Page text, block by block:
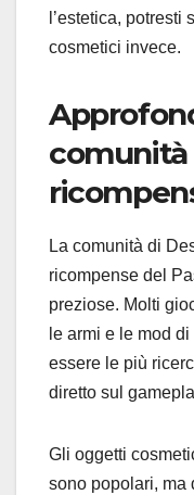
l’estetica,
cosmetici invece.
comunità
La comunità di
ricompense del
preziose. Molti
le armi e le mod
essere le più
diretto sul
Gli oggetti
sono popolari, ma